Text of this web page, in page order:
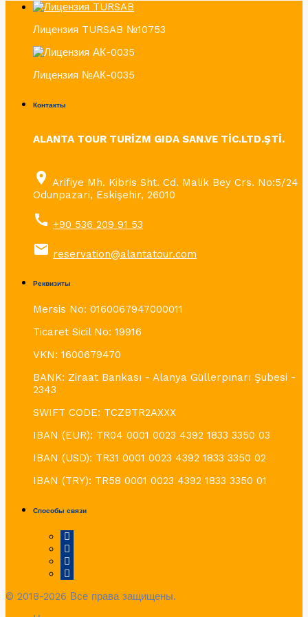
Лицензия TURSAB №10753
Лицензия №АК-0035
Контакты
ALANTA TOUR TURİZM GIDA SAN.VE TİC.LTD.ŞTİ.
place Arifiye Mh. Kibris Sht. Cd. Malik Bey Crs. No:5/24
Odunpazari, Eskişehir, 26010
call +90 536 209 91 53
email reservation@alantatour.com
Реквизиты
Mersis No: 0160067947000011
Ticaret Sicil No: 19916
VKN: 1600679470
BANK: Ziraat Bankası - Alanya Güllerpınarı Şubesi -
2343
SWIFT CODE: TCZBTR2AXXX
IBAN (EUR): TR04 0001 0023 4392 1833 3350 03
IBAN (USD): TR31 0001 0023 4392 1833 3350 02
IBAN (TRY): TR58 0001 0023 4392 1833 3350 01
Способы связи
© 2018-2026 Все права защищены.